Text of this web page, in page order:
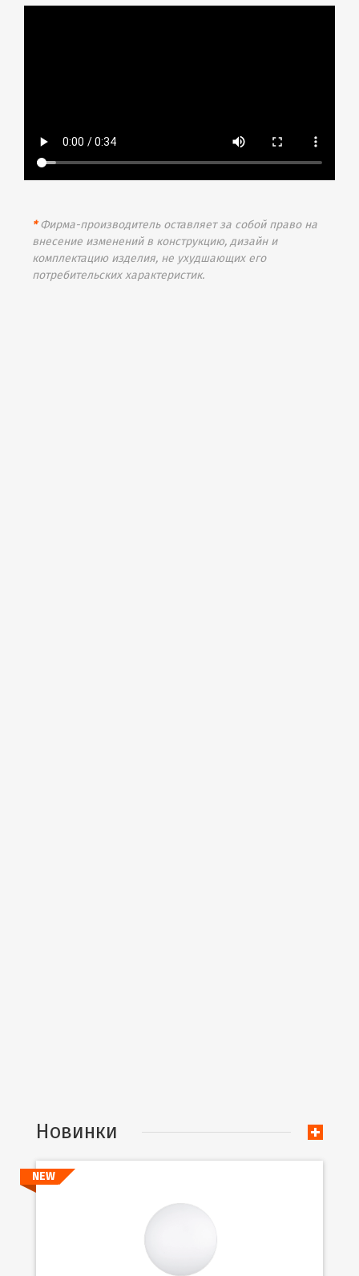
*Фирма-производитель оставляет за собой право на
внесение изменений в конструкцию, дизайн и
комплектацию изделия, не ухудшающих его
потребительских характеристик.
Новинки
NEW